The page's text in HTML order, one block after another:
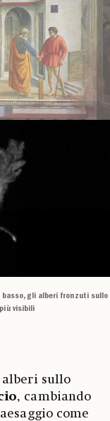
basso, gli alberi fronzuti sullo
visibili
alberi sullo
, cambiando
come